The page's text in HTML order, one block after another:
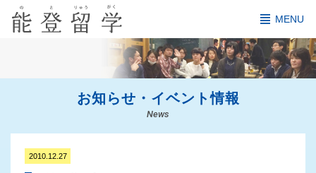
MENU
お知らせ・イベント情報
News
2010.12.27